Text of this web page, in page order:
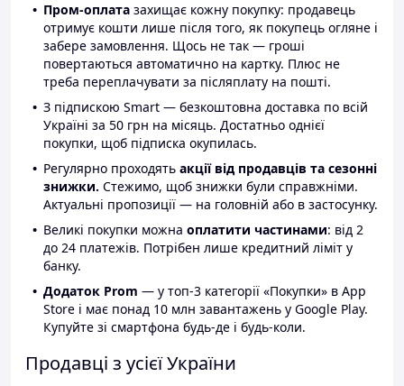
Пром-оплата захищає кожну покупку: продавець
отримує кошти лише після того, як покупець огляне і
забере замовлення. Щось не так — гроші
повертаються автоматично на картку. Плюс не
треба переплачувати за післяплату на пошті.
З підпискою Smart — безкоштовна доставка по всій
Україні за 50 грн на місяць. Достатньо однієї
покупки, щоб підписка окупилась.
Регулярно проходять акції від продавців та сезонні
знижки. Стежимо, щоб знижки були справжніми.
Актуальні пропозиції — на головній або в застосунку.
Великі покупки можна оплатити частинами: від 2
до 24 платежів. Потрібен лише кредитний ліміт у
банку.
Додаток Prom — у топ-3 категорії «Покупки» в App
Store і має понад 10 млн завантажень у Google Play.
Купуйте зі смартфона будь-де і будь-коли.
Продавці з усієї України